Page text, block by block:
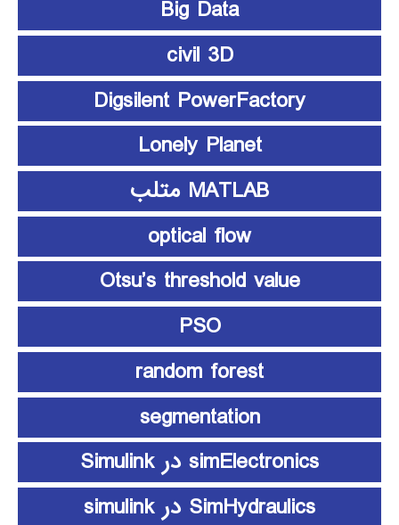
Big Data
civil 3D
Digsilent PowerFactory
Lonely Planet
MATLAB متلب
optical flow
Otsu’s threshold value
PSO
random forest
segmentation
simElectronics در Simulink
SimHydraulics در simulink